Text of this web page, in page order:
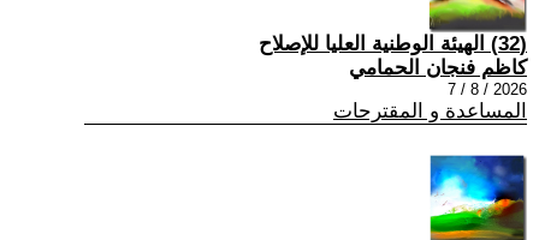
(32) الهيئة الوطنية العليا للإصلاح
كاظم فنجان الحمامي
2026 / 8 / 7
المساعدة و المقترحات